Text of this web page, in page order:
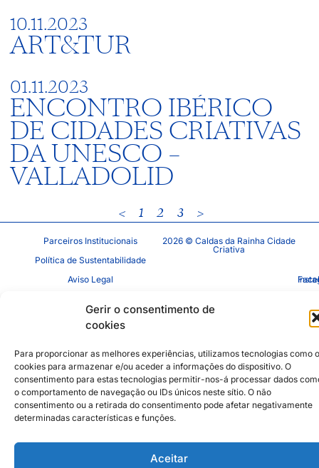
Gerir o consentimento de
cookies
Para proporcionar as melhores experiências, utilizamos tecnologias como
cookies para armazenar e/ou aceder a informações do dispositivo. O
consentimento para estas tecnologias permitir-nos-á processar dados
o comportamento de navegação ou IDs únicos neste sítio. O não
consentimento ou a retirada do consentimento pode afetar negativamente
determinadas características e funções.
Aceitar
10.11.2023
ART&TUR
01.11.2023
ENCONTRO IBÉRICO
DE CIDADES CRIATIVAS
DA UNESCO –
VALLADOLID
< 1 2 3 >
Parceiros Institucionais
Política de Sustentabilidade
Aviso Legal
2026 © Caldas da Rainha Cidade
Criativa